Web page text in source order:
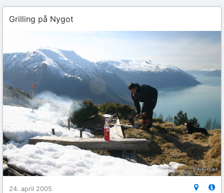
Grilling på Nygot
24. april 2005